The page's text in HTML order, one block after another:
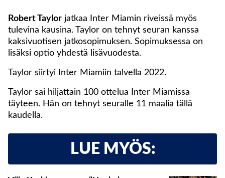
Robert Taylor jatkaa Inter Miamin riveissä myös
tulevina kausina. Taylor on tehnyt seuran kanssa
kaksivuotisen jatkosopimuksen. Sopimuksessa on
lisäksi optio yhdestä lisävuodesta.
Taylor siirtyi Inter Miamiin talvella 2022.
Taylor sai hiljattain 100 ottelua Inter Miamissa
täyteen. Hän on tehnyt seuralle 11 maalia tällä
kaudella.
LUE MYÖS: